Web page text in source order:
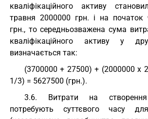
кваліфікаційного активу
травня 2000000 грн. і на початок
грн., то середньозважена сума
кваліфікаційного активу у
визначається так:
(3700000 + 27500) + (2000000 х
1/3) = 5627500 (грн.).
3.6. Витрати на
потребують суттєвого часу